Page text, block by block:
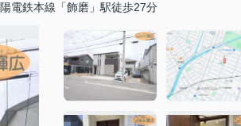
電鉄本線「飾磨」駅徒歩27分